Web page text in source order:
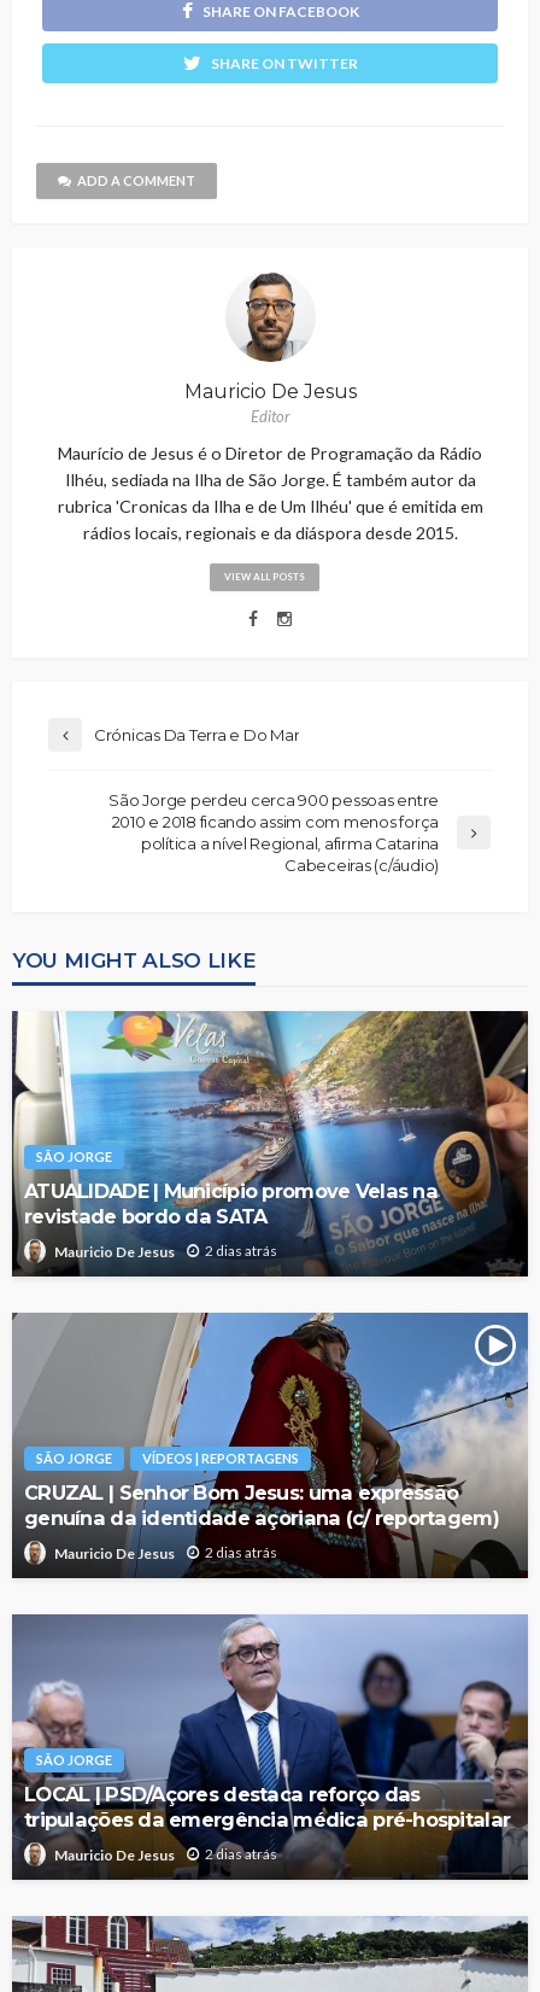
SHARE ON FACEBOOK
SHARE ON TWITTER
ADD A COMMENT
Mauricio De Jesus
Editor
Maurício de Jesus é o Diretor de Programação da Rádio
Ilhéu, sediada na Ilha de São Jorge. É também autor da
rubrica 'Cronicas da Ilha e de Um Ilhéu' que é emitida em
rádios locais, regionais e da diáspora desde 2015.
VIEW ALL POSTS
Crónicas Da Terra e Do Mar
São Jorge perdeu cerca 900 pessoas entre
2010 e 2018 ficando assim com menos força
política a nível Regional, afirma Catarina
Cabeceiras (c/áudio)
YOU MIGHT ALSO LIKE
SÃO JORGE
ATUALIDADE | Município promove Velas na
revistade bordo da SATA
Mauricio De Jesus 2 dias atrás
SÃO JORGE VÍDEOS | REPORTAGENS
CRUZAL | Senhor Bom Jesus: uma expressão
genuína da identidade açoriana (c/ reportagem)
Mauricio De Jesus 2 dias atrás
SÃO JORGE
LOCAL | PSD/Açores destaca reforço das
tripulações da emergência médica pré-hospitalar
Mauricio De Jesus 2 dias atrás